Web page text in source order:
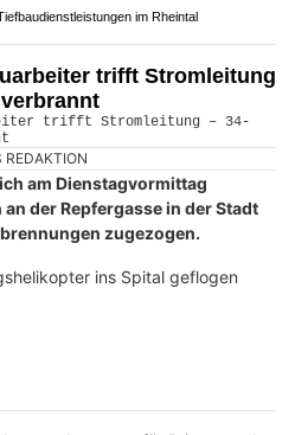
im Rheintal
trifft Stromleitung
REDAKTION
am Dienstagvormittag
der Repfergasse in der Stadt
zugezogen.
ins Spital geflogen